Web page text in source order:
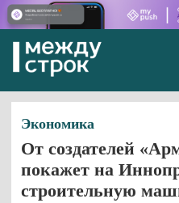
Экономика
От создателей
покажет на
строительную